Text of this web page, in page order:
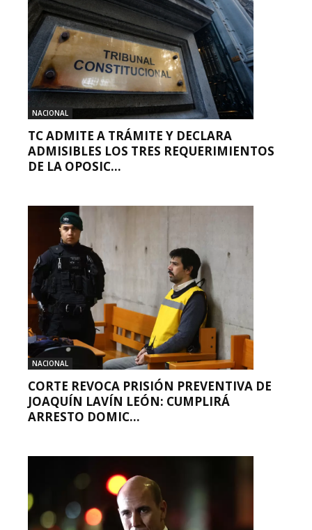
NACIONAL
TC ADMITE A TRÁMITE Y DECLARA
ADMISIBLES LOS TRES REQUERIMIENTOS
DE LA OPOSIC...
NACIONAL
CORTE REVOCA PRISIÓN PREVENTIVA DE
JOAQUÍN LAVÍN LEÓN: CUMPLIRÁ
ARRESTO DOMIC...